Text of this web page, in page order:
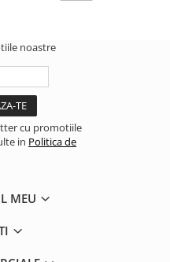
noastre
cu promotiile
in Politica de
MEU